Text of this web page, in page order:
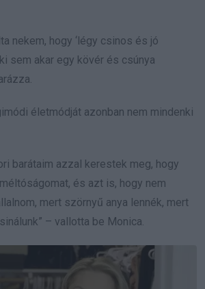
nekem, hogy ‘légy csinos és jó
sem akar egy kövér és csúnya
életmódját azonban nem mindenki
barátaim azzal kerestek meg, hogy
és azt is, hogy nem
mert szörnyű anya lennék, mert
– vallotta be Monica.